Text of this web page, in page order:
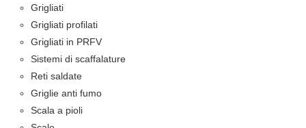
Grigliati
Grigliati profilati
Grigliati in PRFV
Sistemi di scaffalature
Reti saldate
Griglie anti fumo
Scala a pioli